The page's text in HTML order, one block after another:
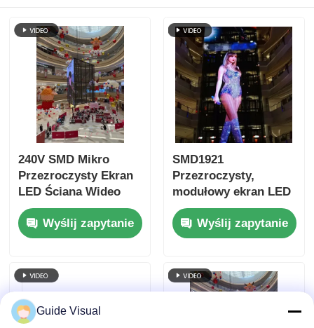
240V SMD Mikro
Przezroczysty Ekran
LED Ściana Wideo
Wyślij zapytanie
SMD1921
Przezroczysty,
modułowy ekran LED
do ściany wideo dla
handlu detalicznego
Wyślij zapytanie
Guide Visual